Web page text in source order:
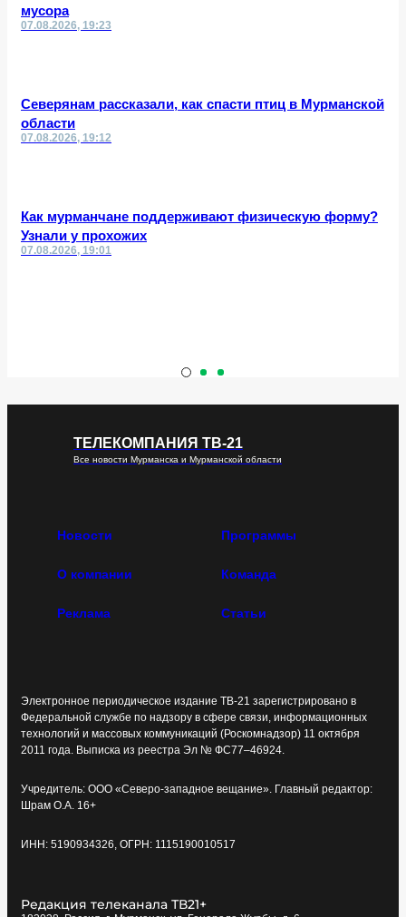
мусора
07.08.2026, 19:23
Северянам рассказали, как спасти птиц в Мурманской
области
07.08.2026, 19:12
Как мурманчане поддерживают физическую форму?
Узнали у прохожих
07.08.2026, 19:01
ТЕЛЕКОМПАНИЯ ТВ-21
Все новости Мурманска и Мурманской области
Новости Программы
О компании Команда
Реклама Статьи
Электронное периодическое издание ТВ-21 зарегистрировано в
Федеральной службе по надзору в сфере связи, информационных
технологий и массовых коммуникаций (Роскомнадзор) 11 октября
2011 года. Выписка из реестра Эл № ФС77–46924.
Учредитель: ООО «Северо-западное вещание». Главный редактор:
Шрам О.А. 16+
ИНН: 5190934326, ОГРН: 1115190010517
Редакция телеканала ТВ21+